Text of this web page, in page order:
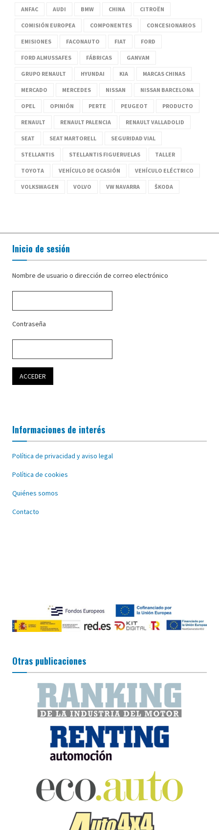
ANFAC AUDI BMW CHINA CITROËN
COMISIÓN EUROPEA COMPONENTES CONCESIONARIOS
EMISIONES FACONAUTO FIAT FORD
FORD ALMUSSAFES FÁBRICAS GANVAM
GRUPO RENAULT HYUNDAI KIA MARCAS CHINAS
MERCADO MERCEDES NISSAN NISSAN BARCELONA
OPEL OPINIÓN PERTE PEUGEOT PRODUCTO
RENAULT RENAULT PALENCIA RENAULT VALLADOLID
SEAT SEAT MARTORELL SEGURIDAD VIAL
STELLANTIS STELLANTIS FIGUERUELAS TALLER
TOYOTA VEHÍCULO DE OCASIÓN VEHÍCULO ELÉCTRICO
VOLKSWAGEN VOLVO VW NAVARRA ŠKODA
Inicio de sesión
Nombre de usuario o dirección de correo electrónico
Contraseña
Informaciones de interés
Política de privacidad y aviso legal
Política de cookies
Quiénes somos
Contacto
Otras publicaciones